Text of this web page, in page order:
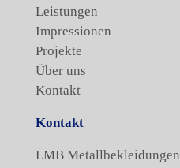
Leistungen
Impressionen
Projekte
Über uns
Kontakt
Kontakt
LMB Metallbekleidungen